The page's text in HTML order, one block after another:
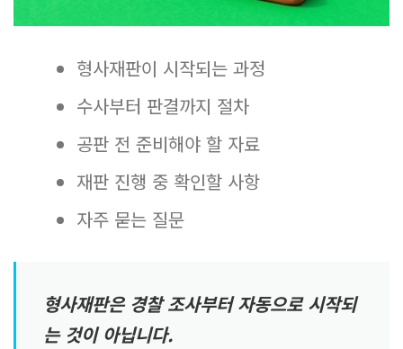
형사재판이 시작되는 과정
수사부터 판결까지 절차
공판 전 준비해야 할 자료
재판 진행 중 확인할 사항
자주 묻는 질문
형사재판은 경찰 조사부터 자동으로 시작되
는 것이 아닙니다.